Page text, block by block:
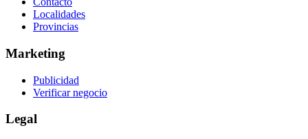
Localidades
Provincias
Marketing
Publicidad
Verificar negocio
Legal